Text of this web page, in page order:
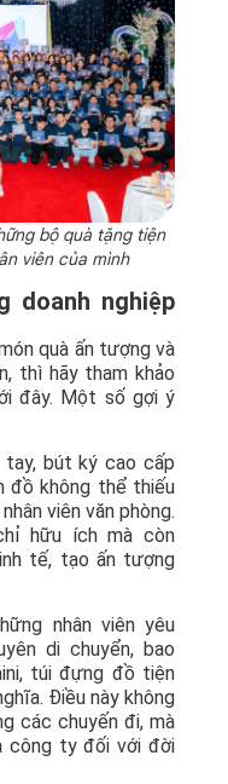
bộ quà tặng tiện
viên của mình
doanh nghiệp
quà ấn tượng và
thì hãy tham khảo
đây. Một số gợi ý
tay, bút ký cao cấp
đồ không thể thiếu
viên văn phòng.
hữu ích mà còn
tế, tạo ấn tượng
nhân viên yêu
di chuyển, bao
túi đựng đồ tiện
Điều này không
các chuyến đi, mà
công ty đối với đời